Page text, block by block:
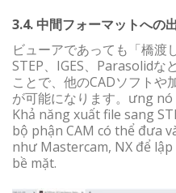
3.4. 中間フォーマットへの
ビューアであっても「橋渡
STEP、IGES、Parasolidな
ことで、他のCADソフトや
が可能になります。ưng
Khả năng xuất file sang
bộ phận CAM có thể đưa
như Mastercam, NX để
bề mặt.